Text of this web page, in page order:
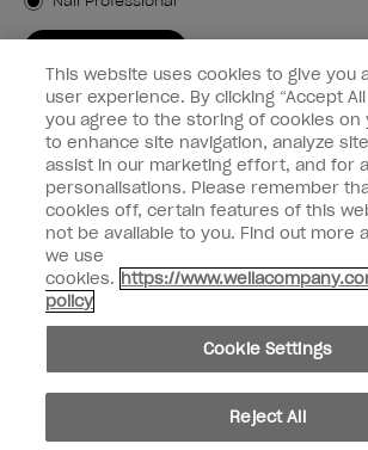
Kundeninformationen
Vernetzen
facebookinstagram
Teilen oder verkaufen Sie keine persönlichen
Kalifornisches Gesetz zur Transparenz in der
© Copyright 2024, Wella Operations US LLC, Alle
This website uses cookies to give you
user experience. By clicking “Accept All
you agree to the storing of cookies on
to enhance site navigation, analyze
assist in our marketing effort, and for
personalisations. Please remember
cookies off, certain features of this
not be available to you. Find out more
we use
cookies. https://
policy
Cookie Settings
Reject All